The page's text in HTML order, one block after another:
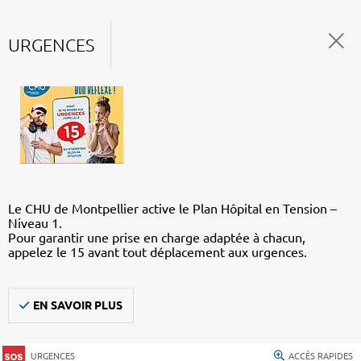
URGENCES
Le CHU de Montpellier active le Plan Hôpital en Tension –
Niveau 1.
Pour garantir une prise en charge adaptée à chacun,
appelez le 15 avant tout déplacement aux urgences.
EN SAVOIR PLUS
URGENCES ACCÈS RAPIDES